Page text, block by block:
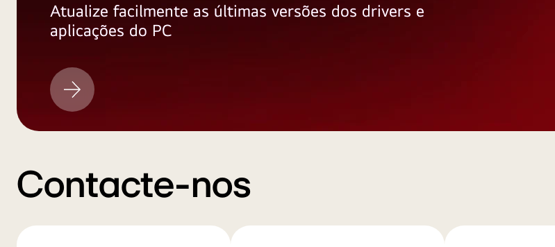
Atualize facilmente as últimas versões dos drivers e
aplicações do PC
LG
Update
Contacte-nos